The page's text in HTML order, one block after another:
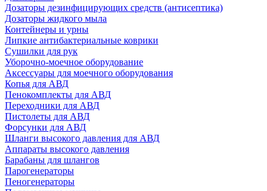
Дозаторы дезинфицирующих средств (антисептика)
Дозаторы жидкого мыла
Контейнеры и урны
Липкие антибактериальные коврики
Сушилки для рук
Уборочно-моечное оборудование
Аксессуары для моечного оборудования
Копья для АВД
Пенокомплекты для АВД
Переходники для АВД
Пистолеты для АВД
Форсунки для АВД
Шланги высокого давления для АВД
Аппараты высокого давления
Барабаны для шлангов
Парогенераторы
Пеногенераторы